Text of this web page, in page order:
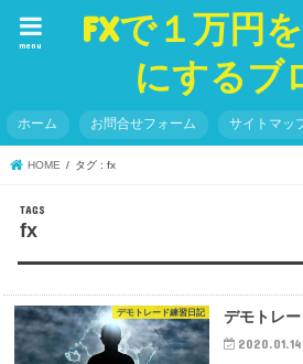
FXで１万円
にするブ
menu
ホーム お問合せフォーム サイトマッ
HOME タグ : fx
fx
デモトレード練習日記 デモトレ
2020.01.14